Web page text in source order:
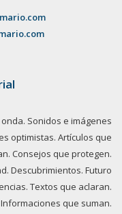
Sonidos e imágenes
optimistas. Artículos que
Consejos que protegen.
Descubrimientos. Futuro
Textos que aclaran.
Informaciones que suman.